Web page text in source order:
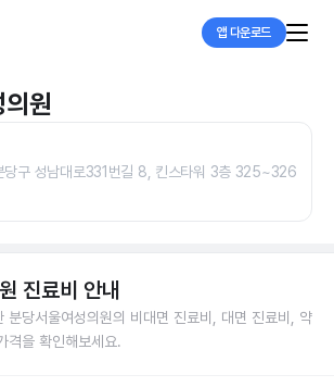
앱 다운로드
원
당구 성남대로331번길 8, 킨스타워 3층 325~326
진료비 안내
분당서울여성의원의 비대면 진료비, 대면 진료비, 약
격을 확인해보세요.